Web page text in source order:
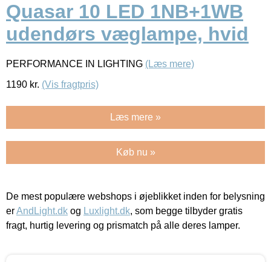
Quasar 10 LED 1NB+1WB
udendørs væglampe, hvid
PERFORMANCE IN LIGHTING (Læs mere)
1190 kr. (Vis fragtpris)
Læs mere »
Køb nu »
De mest populære webshops i øjeblikket inden for belysning
erAndLight.dk og Luxlight.dk, som begge tilbyder gratis
fragt, hurtig levering og prismatch på alle deres lamper.